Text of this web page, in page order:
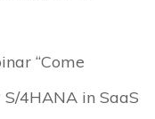
“Come
4HANA in SaaS